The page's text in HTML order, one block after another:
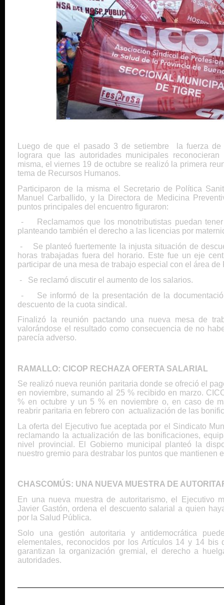
Luego de que el pasado 3 de setiembre la fuerza
lograra que las autoridades municipales
misma, el viernes 19 de octubre se realizó la primera
tema de Recursos Humanos.
Participaron de la misma el Secretario de Política
Manuel Carballido, y la Directora de Medicina
puntos principales del encuentro figuraron:
-
Reclamamos que los monotributistas puedan
planteando también el derecho a las licencias por
-
Se planteó fuertemente la injusta situación de
horas trabajadas fuera del horario. Este fue un eje
participar de una mesa de trabajo especial con el área de
-
Se reclamó discutir el aumento de los salarios.
-
Se informó de la presentación de la
descuento de la cuota sindical.
Finalizó la reunión pactando una nueva mesa de
valorándose el resultado como consecuencia de no
parecía adverso.
RAMALLO: CICOP RECHAZA OFERTA SALARIAL
Se realizó nueva reunión paritaria donde se ofreció el
en noviembre, sumando al 25 % recibido en marzo.
% en octubre y un 5 % en noviembre o, en caso de
reabrir paritaria en febrero con actualización de las
La oferta del Ejecutivo fue aceptada por el Sindicato
reclamando la actualización de las bonificaciones,
nivel provincial. El Gobierno municipal planteó la
nuestro gremio para destrabar los puntos que mantienen
CHASCOMÚS: UNA NUEVA MUESTRA DE
En una nueva muestra de autoritarismo, el Ejecutivo
Javier Gastón, ordena el descuento salarial a quien
por la Salud Pública.
Solo una gestión autoritaria y antidemocrática
elementales, reconocidos por los Artículos 14 y 14 bis
garantizan la organización gremial, el derecho a
autoridades.